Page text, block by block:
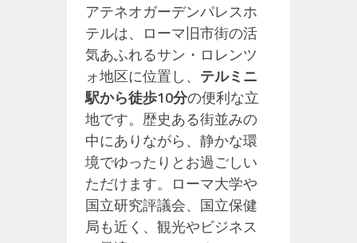
アテネオガーデンパレスホ
テルは、ローマ旧市街の活
気あふれるサン・ロレンツ
ォ地区に位置し、 テルミニ
駅から徒歩10分の便利な立
地です。歴史ある街並みの
中にありながら、静かな環
境でゆったりとお過ごしい
ただけます。ローマ大学や
国立研究評議会、国立保健
局も近く、観光やビジネス